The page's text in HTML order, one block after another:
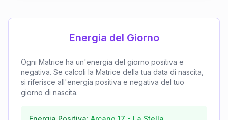
Energia del Giorno
Ogni Matrice ha un'energia del giorno positiva e
negativa. Se calcoli la Matrice della tua data di nascita,
si riferisce all'energia positiva e negativa del tuo
giorno di nascita.